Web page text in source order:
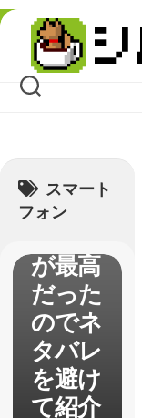
Skip
content
スマート
フォン
神】ス
メール
編のシ
が最高
だった
のでネ
タバレ
を避け
て紹介